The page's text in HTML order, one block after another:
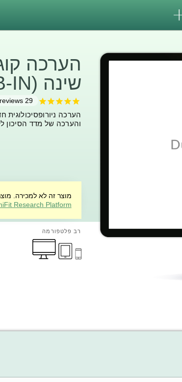
הערכה
שינה (CAB-IN)
29
reviews
הערכה
והערכה של מדד הסיכון
מוצר זה לא למכירה.
Research Platform
רב פלטפורמה